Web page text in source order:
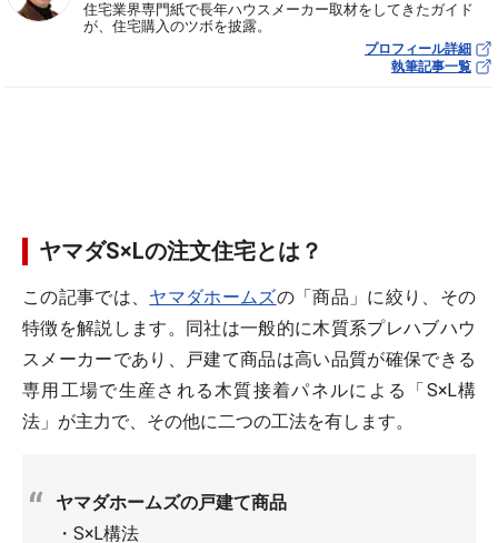
住宅業界専門紙で長年ハウスメーカー取材をしてきたガイド
が、住宅購入のツボを披露。
プロフィール詳細
執筆記事一覧
ヤマダS×Lの注文住宅とは？
この記事では、 ヤマダホームズの「商品」に絞り、その
特徴を解説します。同社は一般的に木質系プレハブハウ
スメーカーであり、戸建て商品は高い品質が確保できる
専用工場で生産される木質接着パネルによる「S×L構
法」が主力で、その他に二つの工法を有します。
ヤマダホームズの戸建て商品
・S×L構法